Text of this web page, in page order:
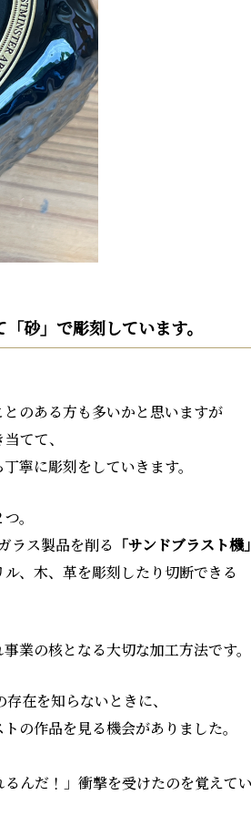
「砂」で彫刻しています。
とのある方も多いかと思いますが
てて、
寧に彫刻をしていきます。
。
ラス製品を削る 「サンドブラスト機」
、木、革を彫刻したり切断できる
業の核となる大切な加工方法です。
在を知らないときに、
の作品を見る機会がありました。
んだ！」衝撃を受けたのを覚えてい